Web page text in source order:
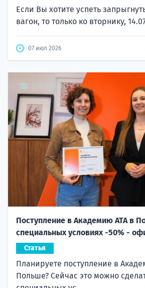
Если Вы хотите успеть
вагон, то только ко вторнику,
07 июл 2026
Поступление в Академию ATA в
специальных условиях -50% -
Статья
Планируете поступление в
Польше? Сейчас это можно